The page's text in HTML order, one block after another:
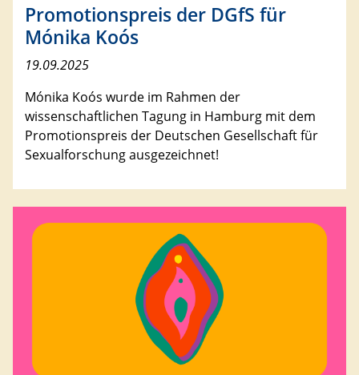
Promotionspreis der DGfS für
Mónika Koós
19.09.2025
Mónika Koós wurde im Rahmen der
wissenschaftlichen Tagung in Hamburg mit dem
Promotionspreis der Deutschen Gesellschaft für
Sexualforschung ausgezeichnet!